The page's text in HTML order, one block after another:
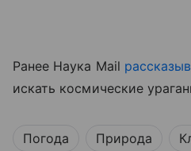
Ранее Наука Mail
искать космические
Погода Природа